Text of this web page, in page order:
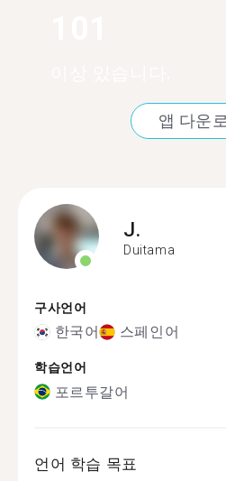
앱 다운
J.
Duitama
구사언어
한국어 스페인어
학습언어
포르투갈어
언어 학습 목표